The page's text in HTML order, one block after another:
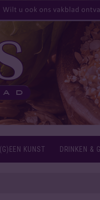
KUNST DRINKEN &